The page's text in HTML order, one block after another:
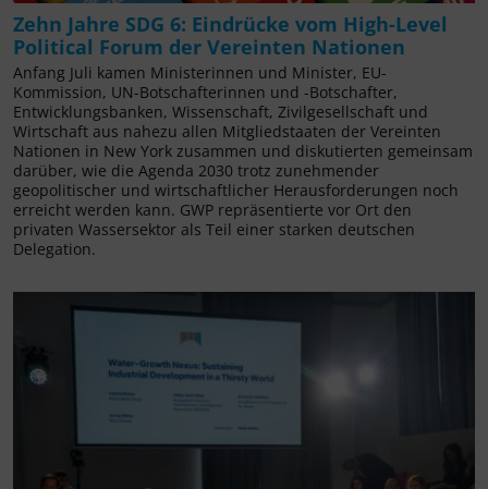
Zehn Jahre SDG 6: Eindrücke vom High-Level
Political Forum der Vereinten Nationen
Anfang Juli kamen Ministerinnen und Minister, EU-
Kommission, UN-Botschafterinnen und -Botschafter,
Entwicklungsbanken, Wissenschaft, Zivilgesellschaft und
Wirtschaft aus nahezu allen Mitgliedstaaten der Vereinten
Nationen in New York zusammen und diskutierten gemeinsam
darüber, wie die Agenda 2030 trotz zunehmender
geopolitischer und wirtschaftlicher Herausforderungen noch
erreicht werden kann. GWP repräsentierte vor Ort den
privaten Wassersektor als Teil einer starken deutschen
Delegation.